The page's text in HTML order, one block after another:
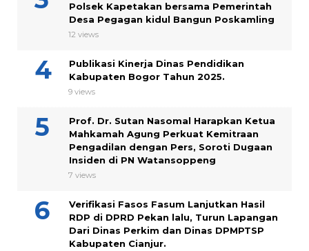
Polsek Kapetakan bersama Pemerintah
Desa Pegagan kidul Bangun Poskamling
12 views
Publikasi Kinerja Dinas Pendidikan
Kabupaten Bogor Tahun 2025.
9 views
Prof. Dr. Sutan Nasomal Harapkan Ketua
Mahkamah Agung Perkuat Kemitraan
Pengadilan dengan Pers, Soroti Dugaan
Insiden di PN Watansoppeng
7 views
Verifikasi Fasos Fasum Lanjutkan Hasil
RDP di DPRD Pekan lalu, Turun Lapangan
Dari Dinas Perkim dan Dinas DPMPTSP
Kabupaten Cianjur.